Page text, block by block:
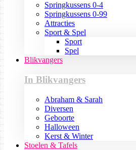
Springkussens 0-4
Springkussens 0-99
Attracties
Sport & Spel
Sport
Spel
Blikvangers
In Blikvangers
Abraham & Sarah
Diversen
Geboorte
Halloween
Kerst & Winter
Stoelen & Tafels